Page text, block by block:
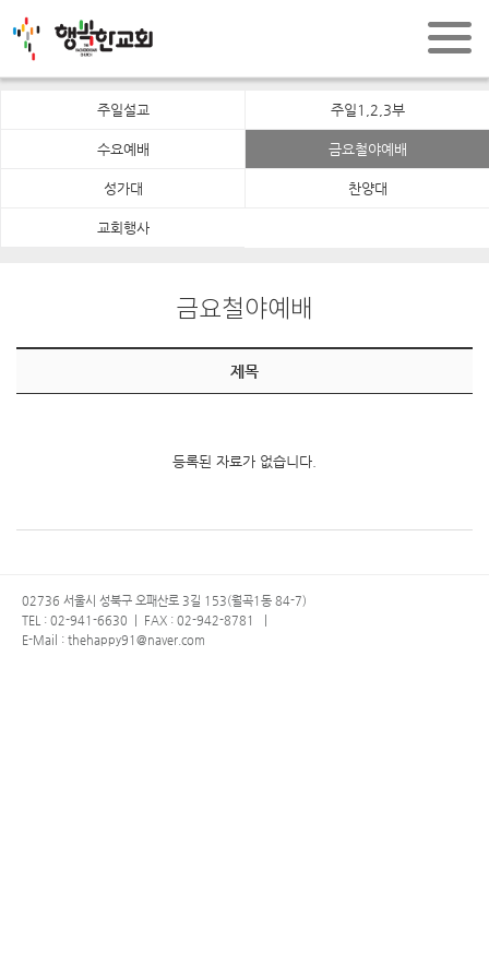
주일설교 주일1,2,3부
수요예배 금요철야예배
성가대 찬양대
교회행사
금요철야예배
제목
등록된 자료가 없습니다.
02736 서울시 성북구 오패산로 3길 153(월곡1동 84-7)
TEL : 02-941-6630
FAX : 02-942-8781
E-Mail : thehappy91@naver.com